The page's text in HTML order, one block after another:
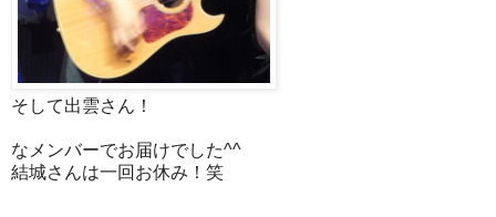
そして出雲さん！
なメンバーでお届けでした^^
結城さんは一回お休み！笑